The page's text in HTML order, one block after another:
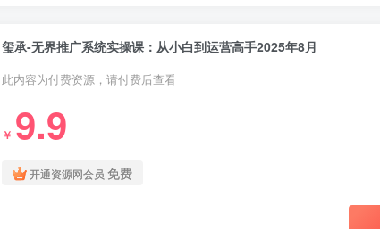
玺承-无界推广系统实操课：从小白到运营高手2025年8月
此内容为付费资源，请付费后查看
￥ 9.9
开通资源网会员 免费